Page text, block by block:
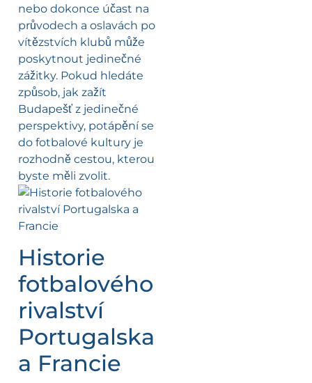
nebo dokonce účast na
průvodech a oslavách po
vítězstvích klubů může
poskytnout jedinečné
zážitky. Pokud hledáte
způsob, jak zažít
Budapešť z jedinečné
perspektivy, potápění se
do fotbalové kultury je
rozhodně cestou, kterou
byste měli zvolit.
Historie
fotbalového
rivalství
Portugalska
a Francie